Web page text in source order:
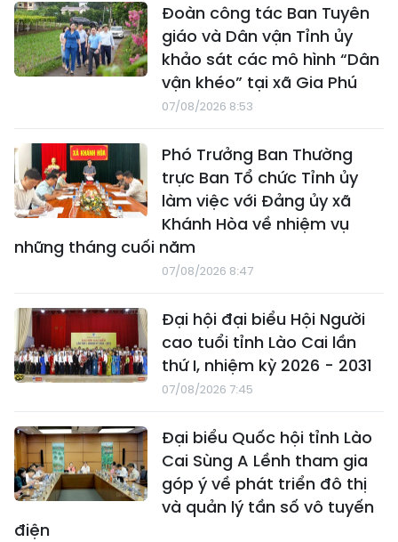
Đoàn công tác Ban Tuyên
giáo và Dân vận Tỉnh ủy
khảo sát các mô hình “Dân
vận khéo” tại xã Gia Phú
07/08/2026 8:53
Phó Trưởng Ban Thường
trực Ban Tổ chức Tỉnh ủy
làm việc với Đảng ủy xã
Khánh Hòa về nhiệm vụ
những tháng cuối năm
07/08/2026 8:47
Đại hội đại biểu Hội Người
cao tuổi tỉnh Lào Cai lần
thứ I, nhiệm kỳ 2026 - 2031
07/08/2026 7:45
Đại biểu Quốc hội tỉnh Lào
Cai Sùng A Lềnh tham gia
góp ý về phát triển đô thị
và quản lý tần số vô tuyến
điện